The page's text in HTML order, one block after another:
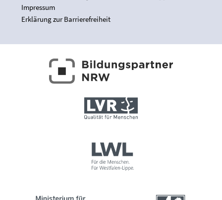
Impressum
Erklärung zur Barrierefreiheit